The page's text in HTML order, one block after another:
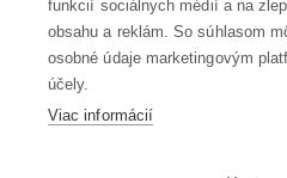
Kontaktujte nás
info@robotworld.sk
02 / 205 103 00
funkcií sociálnych médií a na
obsahu a reklám. So súhlasom
osobné údaje marketingovým
účely.
Viac informácií